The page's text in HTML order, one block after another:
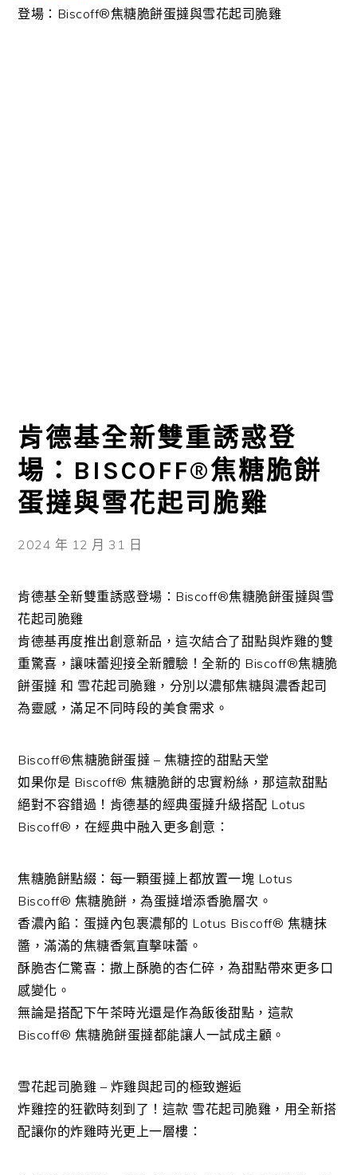
登場：Biscoff®焦糖脆餅蛋撻與雪花起司脆雞
肯德基全新雙重誘惑登
場：BISCOFF®焦糖脆餅
蛋撻與雪花起司脆雞
2024 年 12 月 31 日
肯德基全新雙重誘惑登場：Biscoff®焦糖脆餅蛋撻與雪
花起司脆雞
肯德基再度推出創意新品，這次結合了甜點與炸雞的雙
重驚喜，讓味蕾迎接全新體驗！全新的 Biscoff®焦糖脆
餅蛋撻 和 雪花起司脆雞，分別以濃郁焦糖與濃香起司
為靈感，滿足不同時段的美食需求。
Biscoff®焦糖脆餅蛋撻 – 焦糖控的甜點天堂
如果你是 Biscoff® 焦糖脆餅的忠實粉絲，那這款甜點
絕對不容錯過！肯德基的經典蛋撻升級搭配 Lotus
Biscoff®，在經典中融入更多創意：
焦糖脆餅點綴：每一顆蛋撻上都放置一塊 Lotus
Biscoff® 焦糖脆餅，為蛋撻增添香脆層次。
香濃內餡：蛋撻內包裹濃郁的 Lotus Biscoff® 焦糖抹
醬，滿滿的焦糖香氣直擊味蕾。
酥脆杏仁驚喜：撒上酥脆的杏仁碎，為甜點帶來更多口
感變化。
無論是搭配下午茶時光還是作為飯後甜點，這款
Biscoff® 焦糖脆餅蛋撻都能讓人一試成主顧。
雪花起司脆雞 – 炸雞與起司的極致邂逅
炸雞控的狂歡時刻到了！這款 雪花起司脆雞，用全新搭
配讓你的炸雞時光更上一層樓：